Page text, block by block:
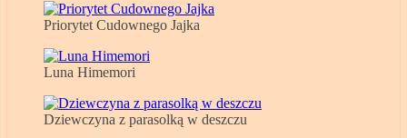
Priorytet Cudownego Jajka
Luna Himemori
Dziewczyna z parasolką w deszczu